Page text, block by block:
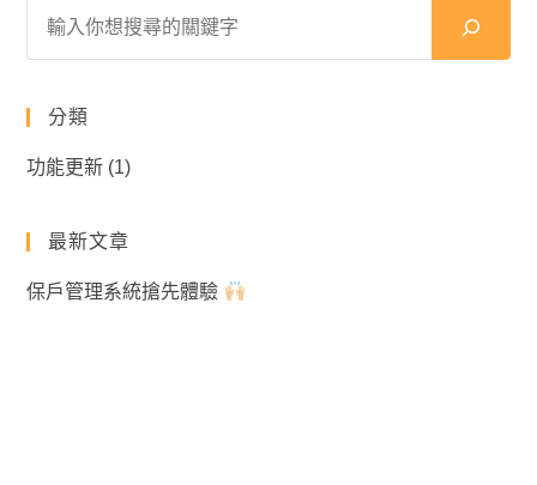
分類
功能更新 (1)
最新文章
保戶管理系統搶先體驗